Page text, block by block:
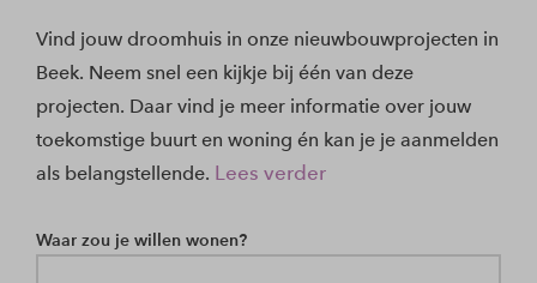
Vind jouw droomhuis in onze nieuwbouwprojecten in
Beek. Neem snel een kijkje bij één van deze
projecten. Daar vind je meer informatie over jouw
toekomstige buurt en woning én kan je je aanmelden
als belangstellende. Lees verder
Waar zou je willen wonen?